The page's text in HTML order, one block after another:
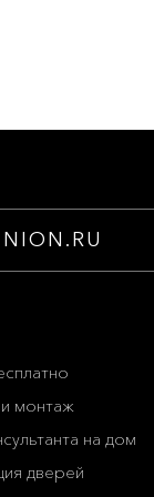
монтаж
на дом
дверей